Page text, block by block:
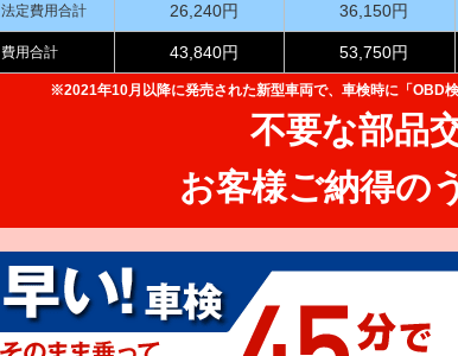
法定費用合計 26,240円 36,150円
費用合計 43,840円 53,750円
※2021年10月以降に発売された新型車両で、 車検時に「OBD
不要な部品
お客様ご納得の